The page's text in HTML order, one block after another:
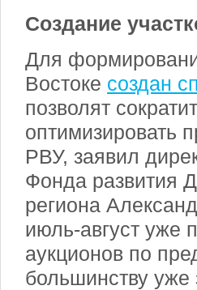
Создание
Для
Востоке создан
позволят
оптимизировать
РВУ, заявил
Фонда развития
региона
июль-август уже
аукционов по
большинству уже